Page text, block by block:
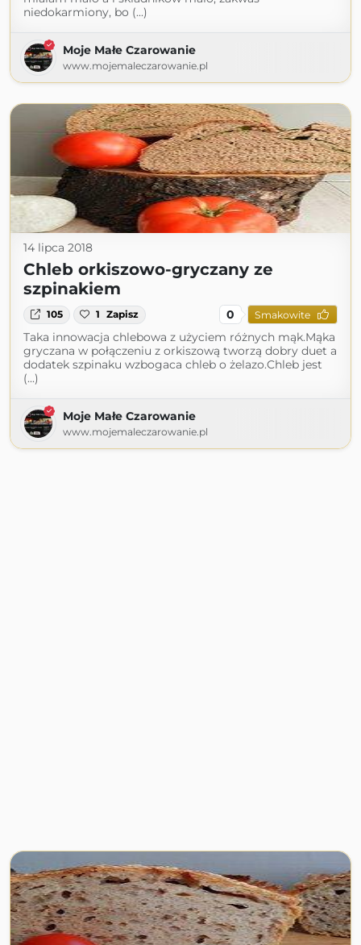
niedokarmiony, bo (...)
Moje Małe Czarowanie
www.mojemaleczarowanie.pl
14 lipca 2018
Chleb orkiszowo-gryczany ze
szpinakiem
105 1 Zapisz 0 Smakowite
Taka innowacja chlebowa z użyciem różnych mąk.Mąka
gryczana w połączeniu z orkiszową tworzą dobry duet a
dodatek szpinaku wzbogaca chleb o żelazo.Chleb jest
(...)
Moje Małe Czarowanie
www.mojemaleczarowanie.pl